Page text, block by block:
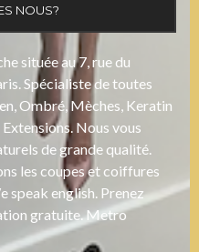
NOUS?
située au 7, rue du
Spécialiste de toutes
Ombré, Mèches, Keratin
Nous vous
de grande qualité.
les coupes et coiffures
speak english. Prenez
gratuite. Metro